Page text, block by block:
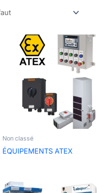
Non classé
ÉQUIPEMENTS ATEX